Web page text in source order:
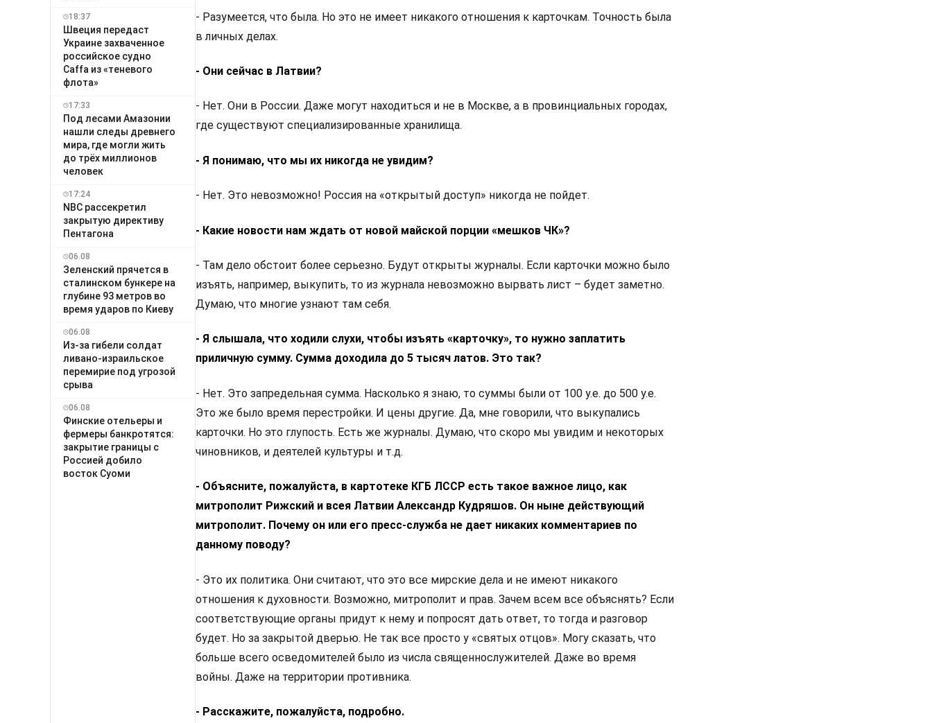
18:37
Швеция передаст
Украине захваченное
российское судно
Caffa из «теневого
флота»
17:33
Под лесами Амазонии
нашли следы древнего
мира, где могли жить
до трёх миллионов
человек
17:24
NBC рассекретил
закрытую директиву
Пентагона
06.08
Зеленский прячется в
сталинском бункере на
глубине 93 метров во
время ударов по Киеву
06.08
Из-за гибели солдат
ливано-израильское
перемирие под угрозой
срыва
06.08
Финские отельеры и
фермеры банкротятся:
закрытие границы с
Россией добило
восток Суоми
- Разумеется, что была. Но это не имеет никакого отношения к карточкам. Точность была
в личных делах.
- Они сейчас в Латвии?
- Нет. Они в России. Даже могут находиться и не в Москве, а в провинциальных городах,
где существуют специализированные хранилища.
- Я понимаю, что мы их никогда не увидим?
- Нет. Это невозможно! Россия на «открытый доступ» никогда не пойдет.
- Какие новости нам ждать от новой майской порции «мешков ЧК»?
- Там дело обстоит более серьезно. Будут открыты журналы. Если карточки можно было
изъять, например, выкупить, то из журнала невозможно вырвать лист – будет заметно.
Думаю, что многие узнают там себя.
- Я слышала, что ходили слухи, чтобы изъять «карточку», то нужно заплатить
приличную сумму. Сумма доходила до 5 тысяч латов. Это так?
- Нет. Это запредельная сумма. Насколько я знаю, то суммы были от 100 у.е. до 500 у.е.
Это же было время перестройки. И цены другие. Да, мне говорили, что выкупались
карточки. Но это глупость. Есть же журналы. Думаю, что скоро мы увидим и некоторых
чиновников, и деятелей культуры и т.д.
- Объясните, пожалуйста, в картотеке КГБ ЛССР есть такое важное лицо, как
митрополит Рижский и всея Латвии Александр Кудряшов. Он ныне действующий
митрополит. Почему он или его пресс-служба не дает никаких комментариев по
данному поводу?
- Это их политика. Они считают, что это все мирские дела и не имеют никакого
отношения к духовности. Возможно, митрополит и прав. Зачем всем все объяснять? Если
соответствующие органы придут к нему и попросят дать ответ, то тогда и разговор
будет. Но за закрытой дверью. Не так все просто у «святых отцов». Могу сказать, что
больше всего осведомителей было из числа священнослужителей. Даже во время
войны. Даже на территории противника.
- Расскажите, пожалуйста, подробно.